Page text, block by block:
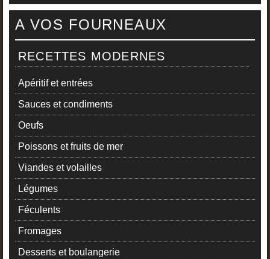
A VOS FOURNEAUX
RECETTES MODERNES
Apéritif et entrées
Sauces et condiments
Oeufs
Poissons et fruits de mer
Viandes et volailles
Légumes
Féculents
Fromages
Desserts et boulangerie